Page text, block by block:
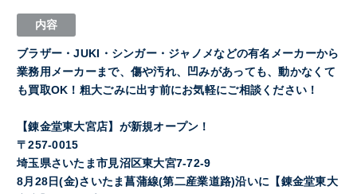
内容
ブラザー・JUKI・シンガー・ジャノメなどの有名メーカーから
業務用メーカーまで、傷や汚れ、凹みがあっても、動かなくて
も買取OK！粗大ごみに出す前にお気軽にご相談ください！
【錬金堂東大宮店】が新規オープン！
〒257-0015
埼玉県さいたま市見沼区東大宮7-72-9
8月28日(金)さいたま菖蒲線(第二産業道路)沿いに【錬金堂東大